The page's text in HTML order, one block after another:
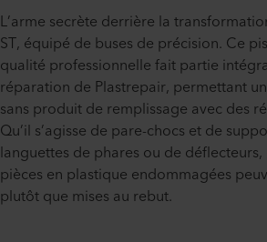
L’arme secrète derrière la
ST, équipé de buses de précision. Ce
qualité professionnelle fait partie
réparation de Plastrepair, permettant
sans produit de remplissage avec des
Qu’il s’agisse de pare-chocs et de
languettes de phares ou de déflecteurs,
pièces en plastique endommagées
plutôt que mises au rebut.